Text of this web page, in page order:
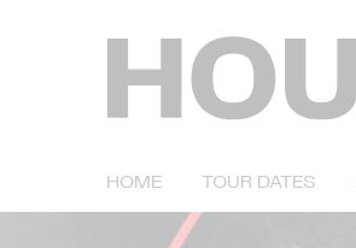
HOME TOUR DATES